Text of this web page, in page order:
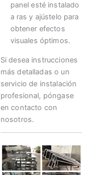
panel esté instalado
a ras y ajústelo para
obtener efectos
visuales óptimos.
Si desea instrucciones
más detalladas o un
servicio de instalación
profesional, póngase
en contacto con
nosotros.